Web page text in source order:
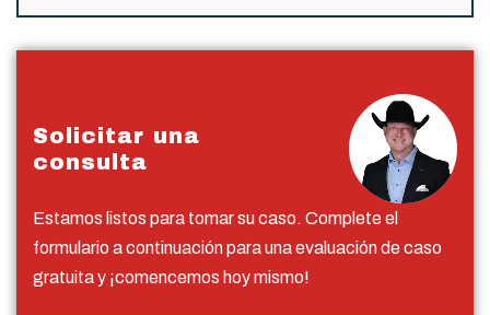
Solicitar una
consulta
Estamos listos para tomar su caso. Complete el
formulario a continuación para una evaluación de caso
gratuita y ¡comencemos hoy mismo!